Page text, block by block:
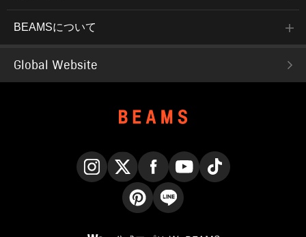
BEAMSについて
Global Website